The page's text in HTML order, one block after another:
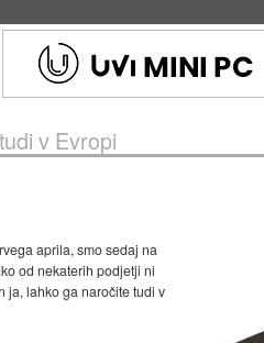
v Evropi
aprila, smo sedaj na
od nekaterih podjetji ni
ja, lahko ga naročite tudi v